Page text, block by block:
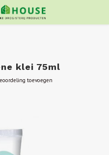
klei 75ml
toevoegen